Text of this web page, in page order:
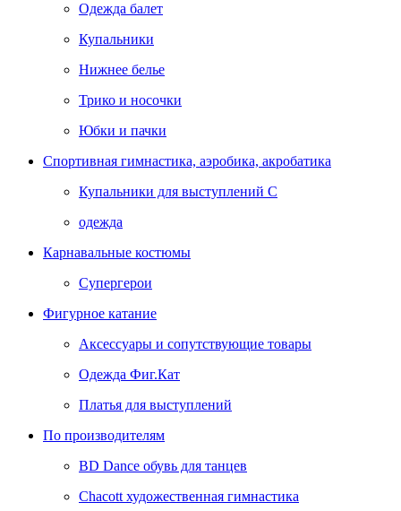
Одежда балет
Купальники
Нижнее белье
Трико и носочки
Юбки и пачки
Спортивная гимнастика, аэробика, акробатика
Купальники для выступлений С
одежда
Карнавальные костюмы
Супергерои
Фигурное катание
Аксессуары и сопутствующие товары
Одежда Фиг.Кат
Платья для выступлений
По производителям
BD Dance обувь для танцев
Chacott художественная гимнастика